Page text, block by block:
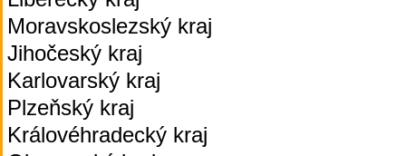
Moravskoslezský kraj
Jihočeský kraj
Karlovarský kraj
Plzeňský kraj
Královéhradecký kraj